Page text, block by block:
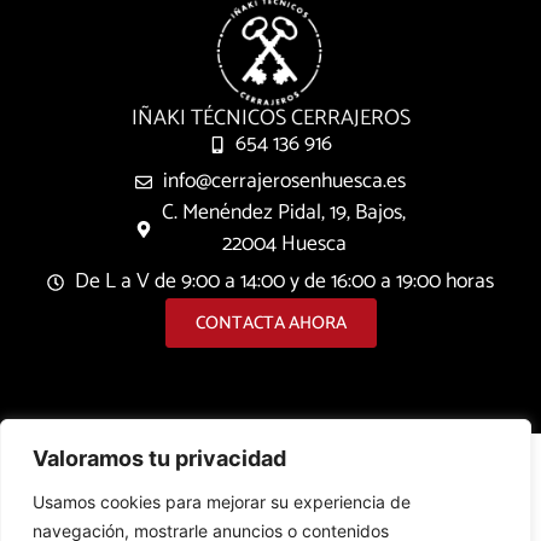
Valoramos tu privacidad
Usamos cookies para mejorar su experiencia de
navegación, mostrarle anuncios o contenidos
IÑAKI TÉCNICOS CERRAJEROS
654 136 916
info@cerrajerosenhuesca.es
C. Menéndez Pidal, 19, Bajos,
22004 Huesca
De L a V de 9:00 a 14:00 y de 16:00 a 19:00 horas
CONTACTA AHORA